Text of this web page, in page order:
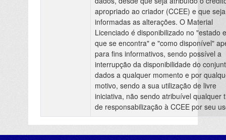
apropriado ao criador (CCEE) e que
informadas as alterações. O Material
Licenciado é disponibilizado no "estado
que se encontra" e "como disponível"
para fins informativos, sendo possível a
interrupção da disponibilidade do
dados a qualquer momento e por
motivo, sendo a sua utilização de livre
iniciativa, não sendo atribuível qualquer
de responsabilização à CCEE por seu